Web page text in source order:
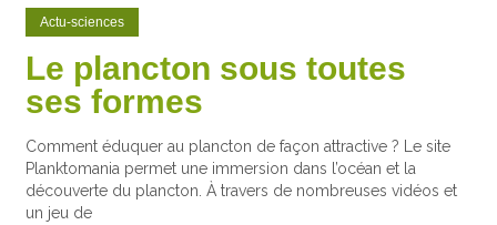
Actu-sciences
Le plancton sous toutes
ses formes
Comment éduquer au plancton de façon attractive ? Le site
Planktomania permet une immersion dans l’océan et la
découverte du plancton. À travers de nombreuses vidéos et
un jeu de